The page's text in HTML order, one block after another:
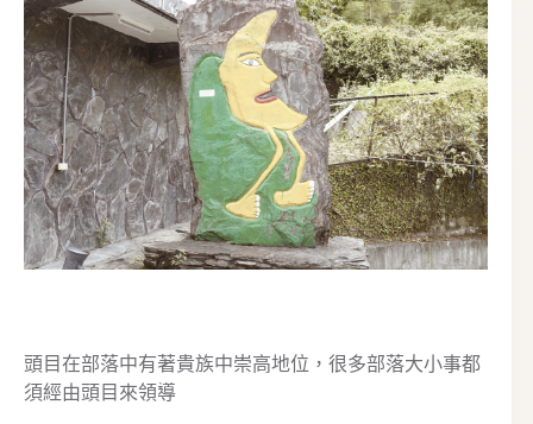
神山部落也稱為月神的部落，路途中可以看到可愛月神
圖騰柱